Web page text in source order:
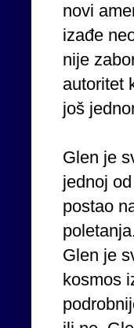
novi
izađe
nije
autoritet
još
Glen je
jednoj
postao
Glen je
kosmos